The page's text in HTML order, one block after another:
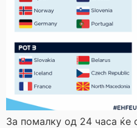
За помалку од 24 часа ќе